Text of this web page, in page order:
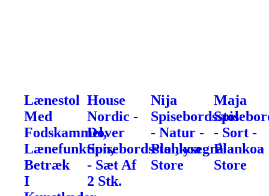
Lænestol
Med
Fodskammel,
Lænefunktion,
Betræk
I
House
Nordic -
Dover
Spisebordsstol,lysegrå
- Sæt Af
2 Stk.
Nija
Spisebordsstol
- Natur -
Plankoa
Store
Maja
- Sort -
Plankoa
Store